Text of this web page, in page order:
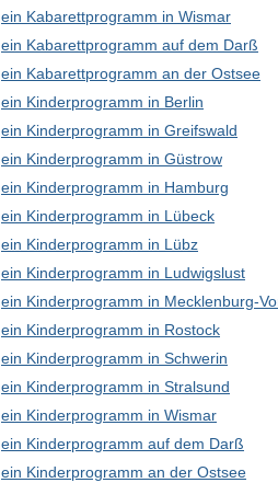
ein Kabarettprogramm in Wismar
ein Kabarettprogramm auf dem Darß
ein Kabarettprogramm an der Ostsee
ein Kinderprogramm in Berlin
ein Kinderprogramm in Greifswald
ein Kinderprogramm in Güstrow
ein Kinderprogramm in Hamburg
ein Kinderprogramm in Lübeck
ein Kinderprogramm in Lübz
ein Kinderprogramm in Ludwigslust
ein Kinderprogramm in Mecklenburg-
ein Kinderprogramm in Rostock
ein Kinderprogramm in Schwerin
ein Kinderprogramm in Stralsund
ein Kinderprogramm in Wismar
ein Kinderprogramm auf dem Darß
ein Kinderprogramm an der Ostsee